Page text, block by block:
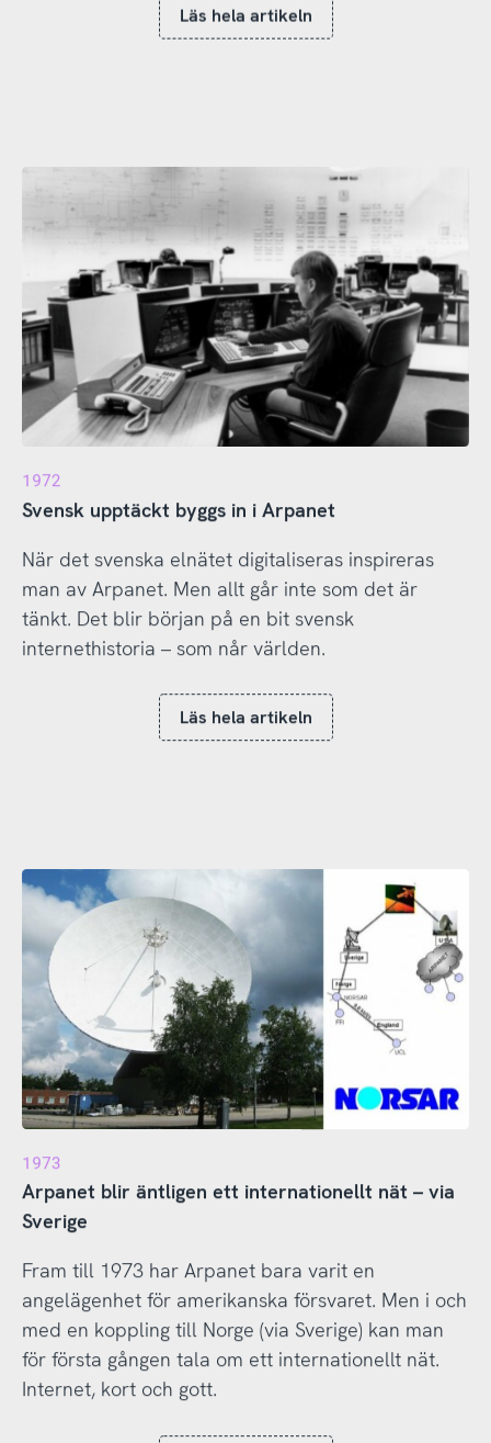
Läs hela artikeln
1972
Svensk upptäckt byggs in i Arpanet
När det svenska elnätet digitaliseras inspireras
man av Arpanet. Men allt går inte som det är
tänkt. Det blir början på en bit svensk
internethistoria – som når världen.
Läs hela artikeln
1973
Arpanet blir äntligen ett internationellt nät – via
Sverige
Fram till 1973 har Arpanet bara varit en
angelägenhet för amerikanska försvaret. Men i och
med en koppling till Norge (via Sverige) kan man
för första gången tala om ett internationellt nät.
Internet, kort och gott.